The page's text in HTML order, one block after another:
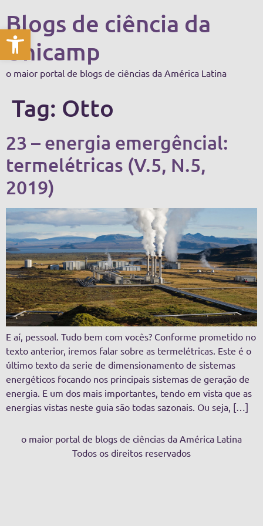
Abrir a barra de ferramentas
Blogs de ciência da
Unicamp
o maior portal de blogs de ciências da América Latina
Tag: Otto
23 – energia emergêncial:
termelétricas (V.5, N.5,
2019)
E aí, pessoal. Tudo bem com vocês? Conforme prometido no
texto anterior, iremos falar sobre as termelétricas. Este é o
último texto da serie de dimensionamento de sistemas
energéticos focando nos principais sistemas de geração de
energia. E um dos mais importantes, tendo em vista que as
energias vistas neste guia são todas sazonais. Ou seja, […]
o maior portal de blogs de ciências da América Latina
Todos os direitos reservados